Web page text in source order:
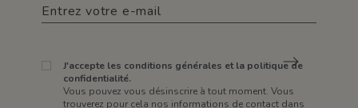
J'accepte les conditions générales et la politique de
confidentialité.
Vous pouvez vous désinscrire à tout moment. Vous
trouverez pour cela nos informations de contact dans